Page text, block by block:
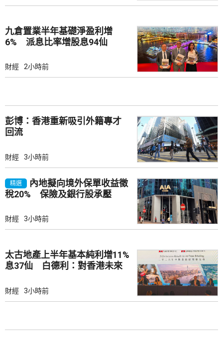
九倉置業半年基礎淨盈利增
6% 派息比率增股息94仙
財經 2小時前
彭博：香港重新吸引外籍專才
回流
財經 3小時前
精選
內地擬向境外保單收益徵
稅20% 保險及銀行股承壓
財經 3小時前
太古地產上半年基本純利增11%
息37仙 白德利：對香港未來
財經 3小時前